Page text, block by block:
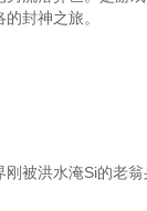
封神之旅。
刚被洪水淹Si的老